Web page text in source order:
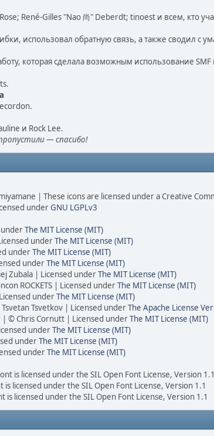
René-Gilles "Nao 尚" Deberdt; tinoest и всем, кто
использовал обратную связь, а также сводил с
которая сделала возможным использование
и Rock Lee.
— спасибо!
| These icons are licensed under a Creative
underGNU LGPLv3
underThe MIT License (MIT)
underThe MIT License (MIT)
underThe MIT License (MIT)
underThe MIT License (MIT)
Zubala | Licensed underThe MIT License (MIT)
ROCKETS | Licensed underThe MIT License (MIT)
underThe MIT License (MIT)
Tsvetkov | Licensed underThe Apache License
| © Chris Cornutt | Licensed underThe MIT License (MIT)
underThe MIT License (MIT)
underThe MIT License (MIT)
underThe MIT License (MIT)
is licensed under the SIL Open Font License, Version 1.1
licensed under the SIL Open Font License, Version 1.1
licensed under the SIL Open Font License, Version 1.1